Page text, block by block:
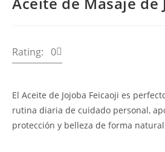
Rating: 0
El Aceite de Jojoba Feicaoji es
rutina diaria de cuidado personal,
protección y belleza de forma